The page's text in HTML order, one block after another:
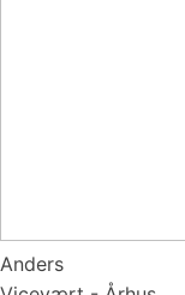
Anders